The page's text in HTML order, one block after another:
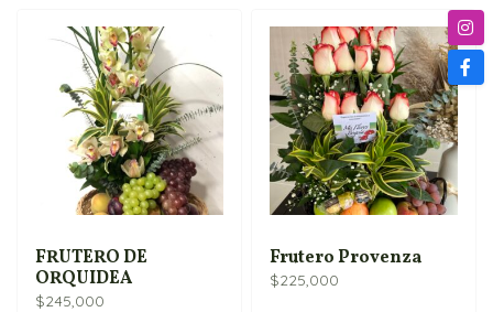
FRUTERO DE
ORQUIDEA
$245,000
Frutero Provenza
$225,000